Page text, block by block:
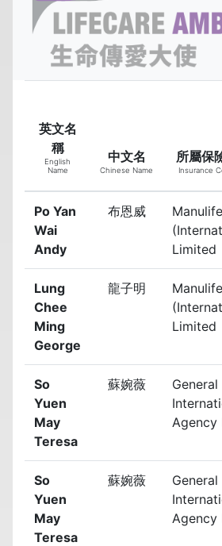
英文名
稱
English
Name
中文名
Chinese Name
所屬保
Insurance
Po Yan
Wai
Andy
布恩威
Manulife
Limited
Lung
Chee
Ming
George
龍子明
Manulife
Limited
So
Yuen
May
Teresa
蘇婉薇
General
Agency
So
Yuen
May
Teresa
蘇婉薇
General
Agency